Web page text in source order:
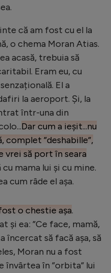
că am fost cu el la
o chema Moran Atias.
acasă, trebuia să
Eram eu, cu
El a
la aeroport. Și, la
într-una din
Dar cum a ieșit...nu
complet ”deshabille”,
vrei să port în seara
mama lui și cu mine.
cum râde el așa.
o chestie așa.
și ea: ”Ce face, mamă,
încercat să facă așa, să
Moran nu a fost
învârtea în ”orbita” lui